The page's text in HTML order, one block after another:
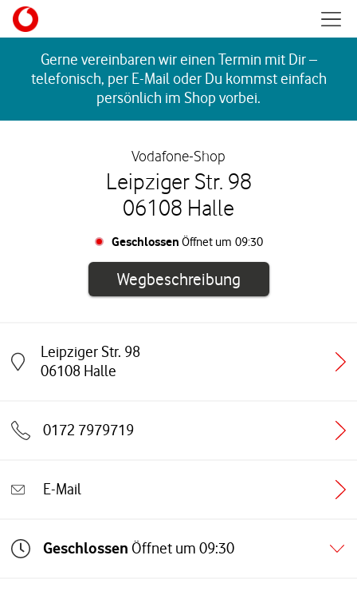
Skip to content
Gerne vereinbaren wir einen Termin mit Dir –
telefonisch, per E-Mail oder Du kommst einfach
persönlich im Shop vorbei.
Vodafone-Shop
Leipziger Str. 98
06108 Halle
Geschlossen Öffnet um 09:30
WegbeschreibungLink öffnet in
Leipziger Str. 98
06108 Halle
Link öffnet in einem neuen Tab
0172 7979719
E-Mail
Geschlossen Öffnet um 09:30